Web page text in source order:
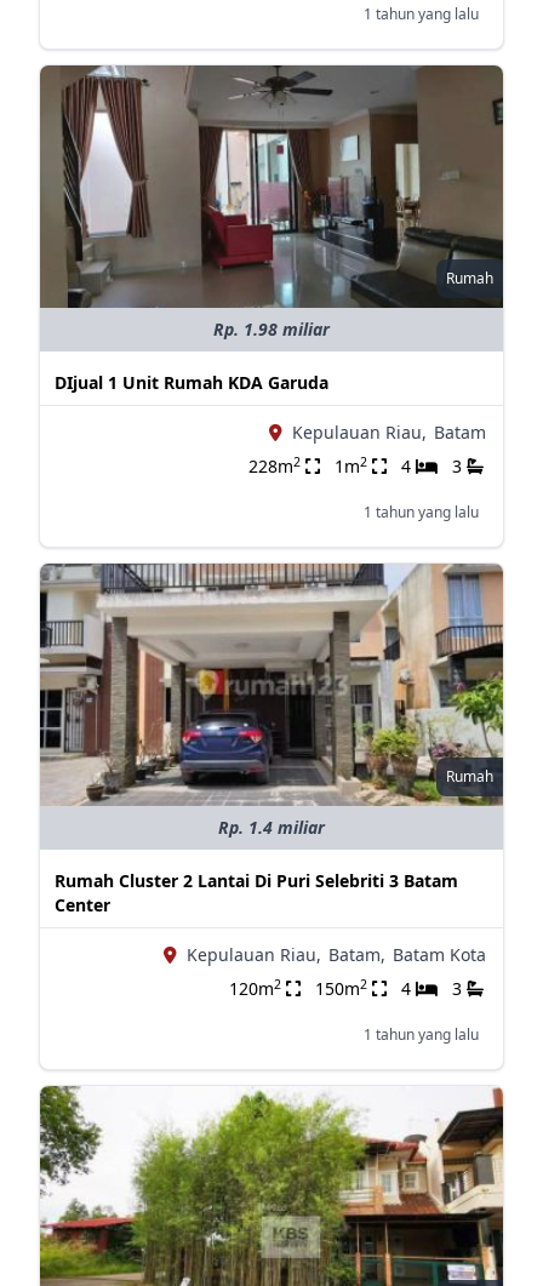
1 tahun yang lalu
Rumah
Rp. 1.98 miliar
DIjual 1 Unit Rumah KDA Garuda
Kepulauan Riau, Batam
228m2 1m2 4 3
1 tahun yang lalu
Rumah
Rp. 1.4 miliar
Rumah Cluster 2 Lantai Di Puri Selebriti 3 Batam
Center
Kepulauan Riau, Batam, Batam Kota
120m2 150m2 4 3
1 tahun yang lalu